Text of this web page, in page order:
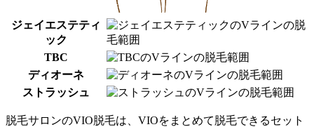
ジェイエステティ
ック
TBC
ディオーネ
ストラッシュ
脱毛サロンのVIO脱毛は、VIOをまとめて脱毛できるセット